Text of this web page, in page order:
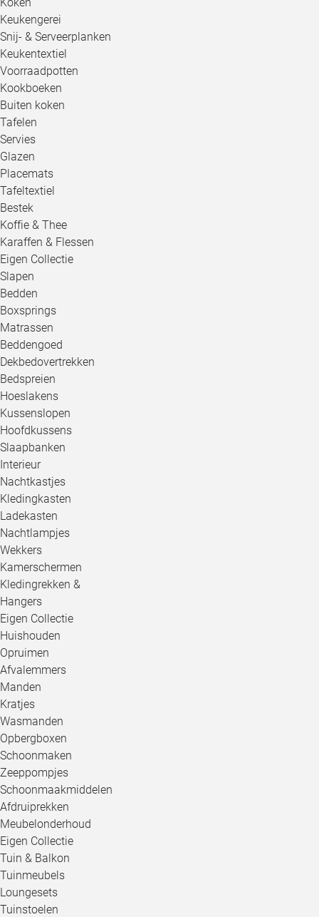
Keukengerei
Snij- & Serveerplanken
Keukentextiel
Voorraadpotten
Kookboeken
Buiten koken
Tafelen
Servies
Glazen
Placemats
Tafeltextiel
Bestek
Koffie & Thee
Karaffen & Flessen
Eigen Collectie
Slapen
Bedden
Boxsprings
Matrassen
Beddengoed
Dekbedovertrekken
Bedspreien
Hoeslakens
Kussenslopen
Hoofdkussens
Slaapbanken
Interieur
Nachtkastjes
Kledingkasten
Ladekasten
Nachtlampjes
Wekkers
Kamerschermen
Kledingrekken &
Hangers
Eigen Collectie
Huishouden
Opruimen
Afvalemmers
Manden
Kratjes
Wasmanden
Opbergboxen
Schoonmaken
Zeeppompjes
Schoonmaakmiddelen
Afdruiprekken
Meubelonderhoud
Eigen Collectie
Tuin & Balkon
Tuinmeubels
Loungesets
Tuinstoelen